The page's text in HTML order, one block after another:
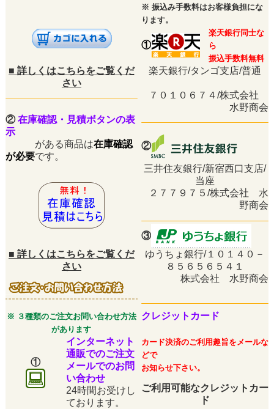
※ 振込み手数料はお客様負担にな
ります。
①
楽天銀行同士な
ら
振込手数料無料
■ 詳しくはこちらをご覧くだ
さい
楽天銀行/タンゴ支店/普通
７０１０６７４/株式会社
水野商会
②在庫確認・見積ボタンの表
示
がある商品は在庫確認
が必要です。
②
三井住友銀行/新宿西口支店/
当座
２７７９７５/株式会社 水
野商会
③
■ 詳しくはこちらをご覧くだ
さい
ゆうちょ銀行/１０１４０－
８５６５６５４１
株式会社 水野商会
※ ３種類のご注文お問い合わせ方法
があります
クレジットカード
①
インターネット
通販でのご注文
メールでのお問
い合わせ
24時間お受けし
ております。
カード決済のご利用趣旨をメールな
どで
お知らせ下さい。
ご利用可能なクレジットカー
ド